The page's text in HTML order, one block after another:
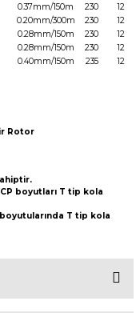
0.37mm/150m 230
12
0.20mm/300m 230
12
0.28mm/150m 230
12
0.28mm/150m 230
12
0.40mm/150m 235 12
Rotor
boyutları T tip kola
T tip kola